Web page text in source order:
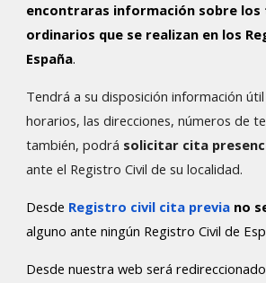
encontraras información sobre
ordinarios que se realizan en los
España.
Tendrá a su disposición información
horarios, las direcciones, números de
también, podrá solicitar cita
ante el Registro Civil de su localidad.
Desde Registro civil cita previa no
alguno ante ningún Registro Civil de
Desde nuestra web será